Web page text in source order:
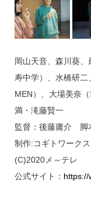
岡山天音、森川葵
寿中学）、水橋研二
MEN）、大場美奈
満・滝藤賢一
監督：後藤庸介 脚
制作:コギトワーク
(C)2020メ～テレ
公式サイト： https://